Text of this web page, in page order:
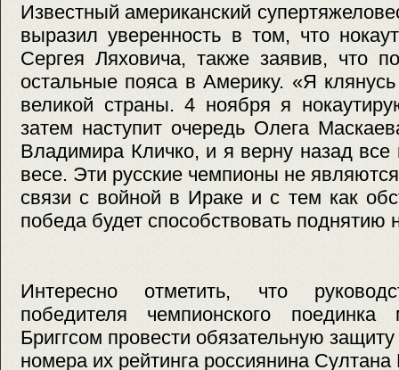
Известный американский
выразил уверенность в том, что
Сергея Ляховича, также заявив, что
остальные пояса в Америку. «Я
великой страны. 4 ноября я
затем наступит очередь Олега
Владимира Кличко, и я верну назад все
весе. Эти русские чемпионы не
связи с войной в Ираке и с тем как
победа будет способствовать поднятию
Интересно отметить, что
победителя чемпионского
Бриггсом провести обязательную
номера их рейтинга россиянина